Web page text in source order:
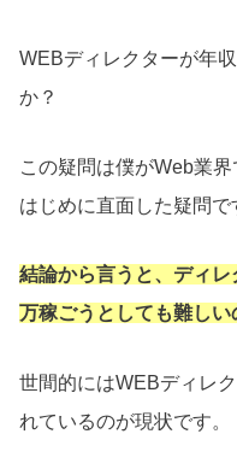
WEBディレクターが年
か？
この疑問は僕がWeb業
はじめに直面した疑問で
結論から言うと、ディ
万稼ごうとしても難しい
世間的にはWEBディレ
れているのが現状です。